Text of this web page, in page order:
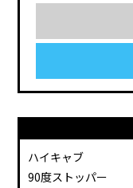
ハイキャブ
90度ストッパー